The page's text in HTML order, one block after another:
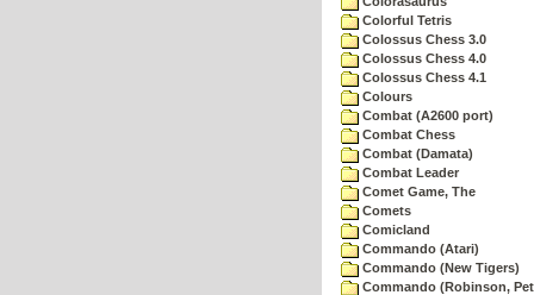
Colorful Tetris
Colossus Chess 3.0
Colossus Chess 4.0
Colossus Chess 4.1
Colours
Combat (A2600 port)
Combat Chess
Combat (Damata)
Combat Leader
Comet Game, The
Comets
Comicland
Commando (Atari)
Commando (New Tigers)
Commando (Robinson,